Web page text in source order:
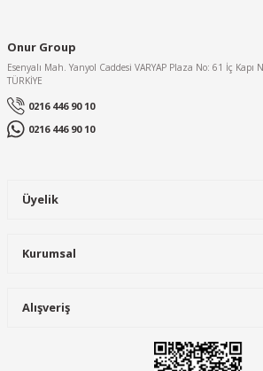
Onur Group
Esenyalı Mah. Yanyol Caddesi VARYAP Plaza No: 61 İç
TÜRKİYE
0216 446 90 10
0216 446 90 10
Üyelik
Kurumsal
Alışveriş